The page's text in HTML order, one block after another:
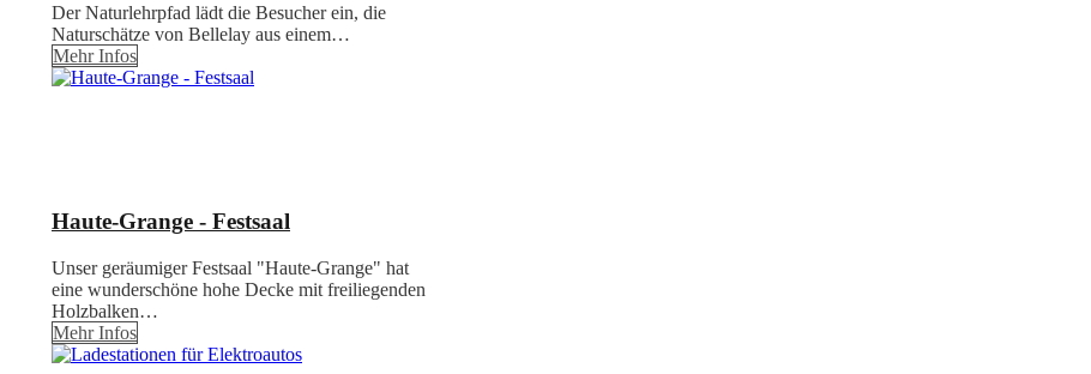
Der Naturlehrpfad lädt die Besucher ein, die
Naturschätze von Bellelay aus einem…
Mehr Infos
Haute-Grange - Festsaal
Unser geräumiger Festsaal "Haute-Grange" hat
eine wunderschöne hohe Decke mit freiliegenden
Holzbalken…
Mehr Infos